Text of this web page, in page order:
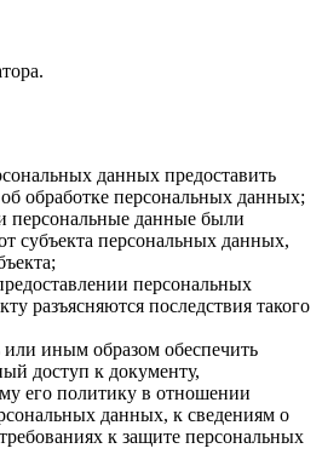
данных предоставить
обработке персональных данных;
персональные данные были
субъекта персональных данных,
персональных
разъясняются последствия такого
или иным образом обеспечить
доступ к документу,
его политику в отношении
данных, к сведениям о
к защите персональных